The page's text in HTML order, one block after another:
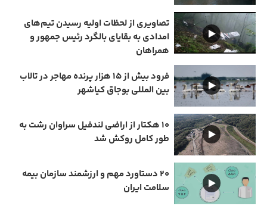
تصاویری از لحظات اولیه رسیدن تیم‌های
امدادی به بقایای بالگرد رئیس جمهور و
همراهان
فرود بیش از ۱۵ هزار پرنده مهاجر در تالاب
بین المللی بوجاق کیاشهر
۱۰ هکتار از اراضی لندفیل سراوان رشت به
طور کامل روکش شد
۲۰ دستاورد مهم و ارزشمند سازمان بیمه
سلامت ایران